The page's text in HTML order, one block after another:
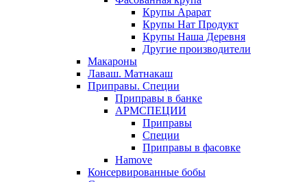
Крупы Арарат
Крупы Нат Продукт
Крупы Наша Деревня
Другие производители
Макароны
Лаваш. Матнакаш
Приправы. Специи
Приправы в банке
АРМСПЕЦИИ
Приправы
Специи
Приправы в фасовке
Hamove
Консервированные бобы